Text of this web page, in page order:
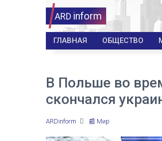
ARD inform
ГЛАВНАЯ ОБЩЕСТВО
В Польше во
скончался
ARDinform 📰 Мир